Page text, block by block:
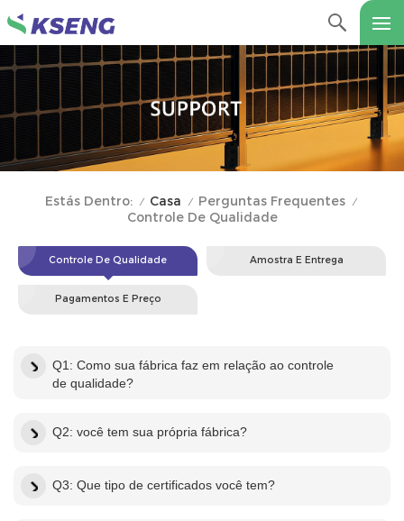
Estás Dentro: / Casa / Perguntas Frequentes /
Controle De Qualidade
Controle De Qualidade Amostra E Entrega
Pagamentos E Preço
Q1: Como sua fábrica faz em relação ao controle
de qualidade?
Q2: você tem sua própria fábrica?
Q3: Que tipo de certificados você tem?